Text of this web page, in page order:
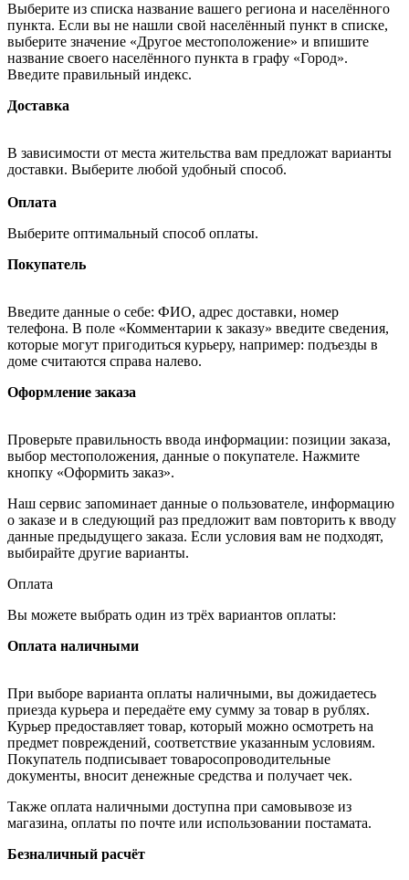
Выберите из списка название вашего региона и населённого
пункта. Если вы не нашли свой населённый пункт в списке,
выберите значение «Другое местоположение» и впишите
название своего населённого пункта в графу «Город».
Введите правильный индекс.
Доставка
В зависимости от места жительства вам предложат варианты
доставки. Выберите любой удобный способ.
Оплата
Выберите оптимальный способ оплаты.
Покупатель
Введите данные о себе: ФИО, адрес доставки, номер
телефона. В поле «Комментарии к заказу» введите сведения,
которые могут пригодиться курьеру, например: подъезды в
доме считаются справа налево.
Оформление заказа
Проверьте правильность ввода информации: позиции заказа,
выбор местоположения, данные о покупателе. Нажмите
кнопку «Оформить заказ».
Наш сервис запоминает данные о пользователе, информацию
о заказе и в следующий раз предложит вам повторить к вводу
данные предыдущего заказа. Если условия вам не подходят,
выбирайте другие варианты.
Оплата
Вы можете выбрать один из трёх вариантов оплаты:
Оплата наличными
При выборе варианта оплаты наличными, вы дожидаетесь
приезда курьера и передаёте ему сумму за товар в рублях.
Курьер предоставляет товар, который можно осмотреть на
предмет повреждений, соответствие указанным условиям.
Покупатель подписывает товаросопроводительные
документы, вносит денежные средства и получает чек.
Также оплата наличными доступна при самовывозе из
магазина, оплаты по почте или использовании постамата.
Безналичный расчёт